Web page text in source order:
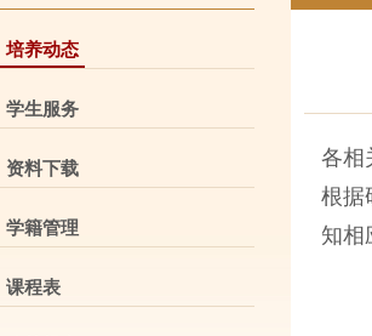
培养动态
学生服务
资料下载
学籍管理
课程表
各相
根据
知相